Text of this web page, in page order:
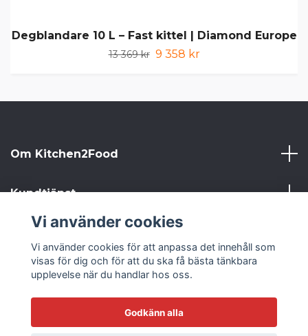
Degblandare 10 L – Fast kittel | Diamond Europe
13 369 kr 9 358 kr
Om Kitchen2Food
Kundtjänst
Kitchen2Food
Sociala medier
Vi använder cookies
Vi använder cookies för att anpassa det innehåll som
visas för dig och för att du ska få bästa tänkbara
upplevelse när du handlar hos oss.
Godkänn alla